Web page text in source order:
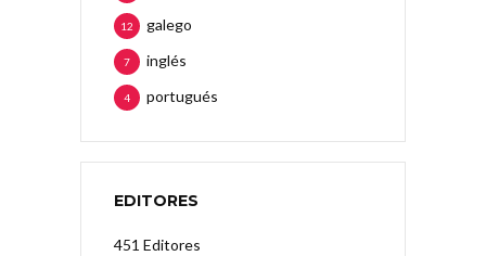
galego
12
inglés
7
portugués
4
EDITORES
451 Editores